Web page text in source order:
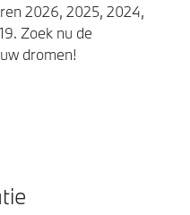
2026, 2025, 2024,
Zoek nu de
dromen!